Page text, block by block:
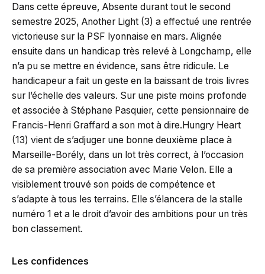
Dans cette épreuve, Absente durant tout le second
semestre 2025, Another Light (3) a effectué une rentrée
victorieuse sur la PSF lyonnaise en mars. Alignée
ensuite dans un handicap très relevé à Longchamp, elle
n’a pu se mettre en évidence, sans être ridicule. Le
handicapeur a fait un geste en la baissant de trois livres
sur l’échelle des valeurs. Sur une piste moins profonde
et associée à Stéphane Pasquier, cette pensionnaire de
Francis-Henri Graffard a son mot à dire.Hungry Heart
(13) vient de s’adjuger une bonne deuxième place à
Marseille-Borély, dans un lot très correct, à l’occasion
de sa première association avec Marie Velon. Elle a
visiblement trouvé son poids de compétence et
s’adapte à tous les terrains. Elle s’élancera de la stalle
numéro 1 et a le droit d’avoir des ambitions pour un très
bon classement.
Les confidences